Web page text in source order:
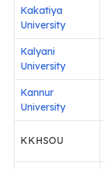
Kakatiya
University
Kalyani
University
Kannur
University
KKHSOU